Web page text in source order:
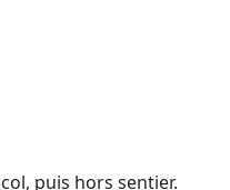
puis hors sentier.